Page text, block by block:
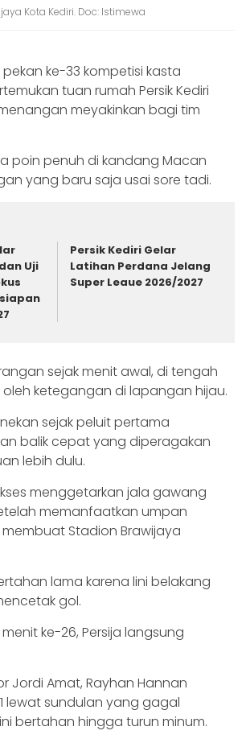
Kota Kediri. Doc: Istimewa
ke-33 kompetisi kasta
tuan rumah Persik Kediri
meyakinkan bagi tim
poin penuh di kandang Macan
yang baru saja usai sore tadi.
Uji
Persik Kediri Gelar
Latihan Perdana Jelang
Super Leaue 2026/2027
sejak menit awal, di tengah
ketegangan di lapangan hijau.
sejak peluit pertama
balik cepat yang diperagakan
lebih dulu.
menggetarkan jala gawang
memanfaatkan umpan
Stadion Brawijaya
lama karena lini belakang
gol.
ke-26, Persija langsung
Jordi Amat, Rayhan Hannan
lewat sundulan yang gagal
bertahan hingga turun minum.